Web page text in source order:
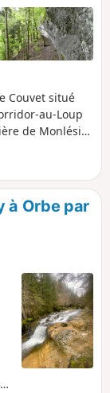
Couvet situé
au-Loup
de Monlési
karstique qui
remplie de
de
à Orbe par